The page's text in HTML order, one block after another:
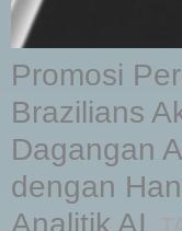
Promosi
Brazilians
Dagangan
dengan